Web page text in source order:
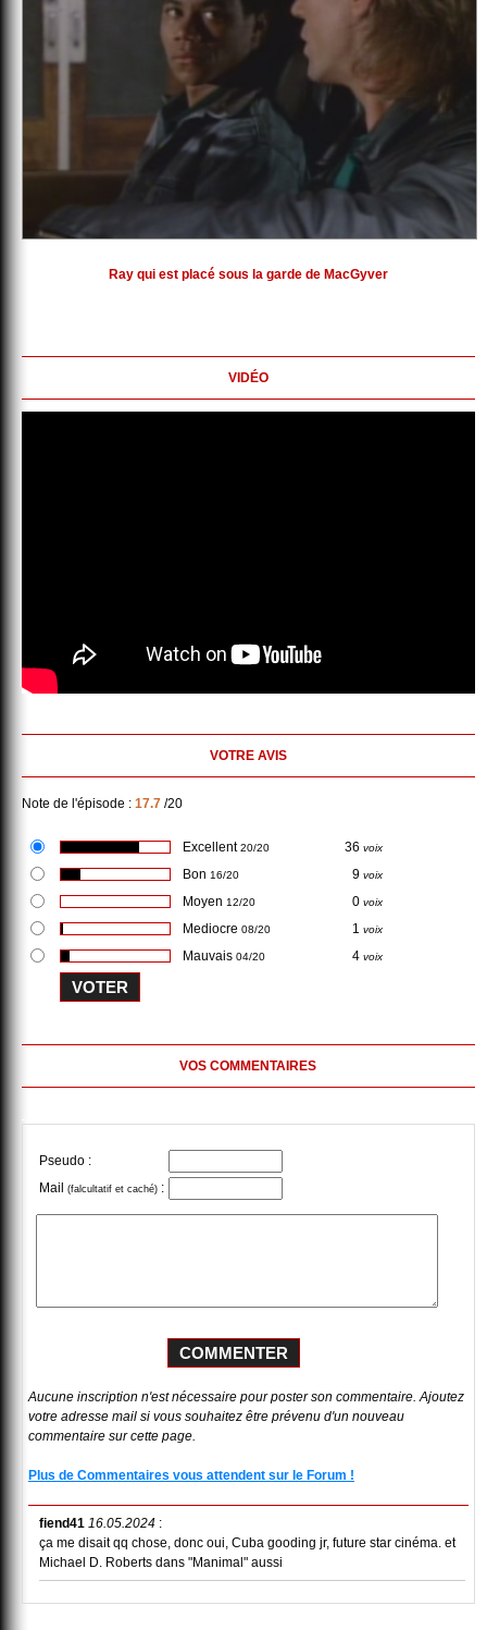
Ray qui est placé sous la garde de MacGyver
VIDÉO
VOTRE AVIS
Note de l'épisode : 17.7 /20
Excellent20/20 36 voix
Bon 16/20 9 voix
Moyen 12/20 0 voix
Mediocre 08/20 1 voix
Mauvais 04/20 4 voix
VOS COMMENTAIRES
Pseudo :
Mail (falcultatif et caché) :
Aucune inscription n'est nécessaire pour poster son commentaire. Ajoutez
votre adresse mail si vous souhaitez être prévenu d'un nouveau
commentaire sur cette page.
Plus de Commentaires vous attendent sur le Forum !
fiend41 16.05.2024 :
ça me disait qq chose, donc oui, Cuba gooding jr, future star cinéma. et
Michael D. Roberts dans "Manimal" aussi